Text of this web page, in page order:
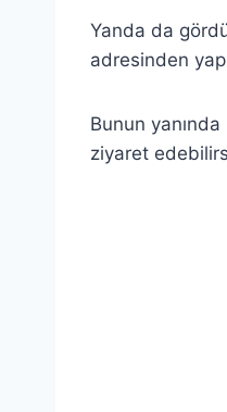
Yanda da
adresinden
Bunun
ziyaret